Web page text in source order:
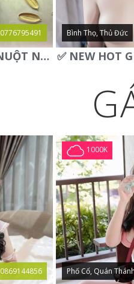
0776795491
❣️HÂN BABY❣️GỢI CẢM NUỘT NÀ DÁNG SON XINH XINH QUYẾN RŨ
Bình Thọ, Thủ Đức
0869144856
1000K
Phố Cổ, Quán